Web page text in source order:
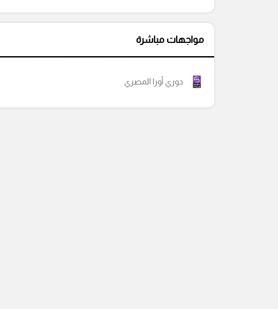
مواجهات مباشرة
دوري أورا المصري